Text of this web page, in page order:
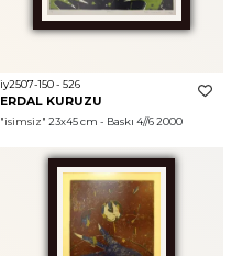
iy2507-150 - 526
ERDAL KURUZU
"isimsiz" 23x45 cm - Baskı 4//6 2000